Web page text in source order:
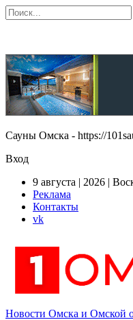
Сауны Омска - https://
Вход
9 августа | 2026 |
Реклама
Контакты
vk
Новости Омска и Омской